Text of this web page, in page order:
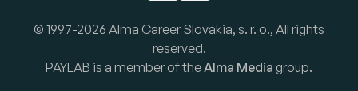
© 1997-2026 Alma Career Slovakia, s. r. o., All rights
reserved.
PAYLAB is a member of theAlma Media group.